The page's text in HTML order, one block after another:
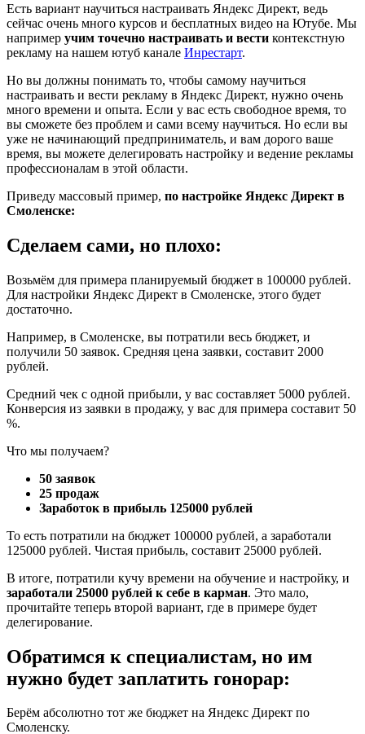
Есть вариант научиться настраивать Яндекс Директ, ведь
сейчас очень много курсов и бесплатных видео на Ютубе. Мы
например учим точечно настраивать и вести контекстную
рекламу на нашем ютуб канале Инрестарт.
Но вы должны понимать то, чтобы самому научиться
настраивать и вести рекламу в Яндекс Директ, нужно очень
много времени и опыта. Если у вас есть свободное время, то
вы сможете без проблем и сами всему научиться. Но если вы
уже не начинающий предприниматель, и вам дорого ваше
время, вы можете делегировать настройку и ведение рекламы
профессионалам в этой области.
Приведу массовый пример, по настройке Яндекс Директ в
Смоленске:
Сделаем сами, но плохо:
Возьмём для примера планируемый бюджет в 100000 рублей.
Для настройки Яндекс Директ в Смоленске, этого будет
достаточно.
Например, в Смоленске, вы потратили весь бюджет, и
получили 50 заявок. Средняя цена заявки, составит 2000
рублей.
Средний чек с одной прибыли, у вас составляет 5000 рублей.
Конверсия из заявки в продажу, у вас для примера составит 50
%.
Что мы получаем?
50 заявок
25 продаж
Заработок в прибыль 125000 рублей
То есть потратили на бюджет 100000 рублей, а заработали
125000 рублей. Чистая прибыль, составит 25000 рублей.
В итоге, потратили кучу времени на обучение и настройку, и
заработали 25000 рублей к себе в карман. Это мало,
прочитайте теперь второй вариант, где в примере будет
делегирование.
Обратимся к специалистам, но им
нужно будет заплатить гонорар:
Берём абсолютно тот же бюджет на Яндекс Директ по
Смоленску.